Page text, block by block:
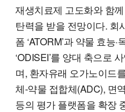
재생치료제 고도화와 함
탄력을 받을 전망이다. 회
폼 ‘ATORM’과 약물 효능
‘ODISEI’를 양대 축으로
며, 환자유래 오가노이드
체-약물 접합체(ADC), 면
등의 평가 플랫폼을 확장